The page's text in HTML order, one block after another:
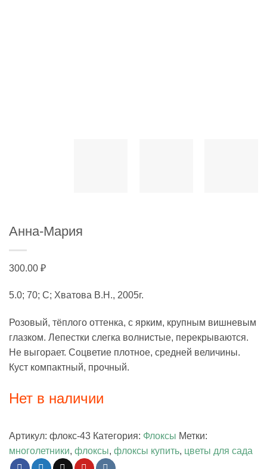
Анна-Мария
300.00 ₽
5.0; 70; С; Хватова В.Н., 2005г.
Розовый, тёплого оттенка, с ярким, крупным вишневым
глазком. Лепестки слегка волнистые, перекрываются.
Не выгорает. Соцветие плотное, средней величины.
Куст компактный, прочный.
Нет в наличии
Артикул: флокс-43 Категория: Флоксы Метки:
многолетники, флоксы, флоксы купить, цветы для сада